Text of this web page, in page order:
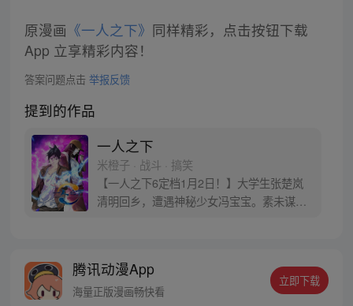
原漫画 《一人之下》 同样精彩，点击按钮下载
App 立享精彩内容！
答案问题点击 举报反馈
提到的作品
一人之下
米橙子 · 战斗 · 搞笑
【一人之下6定档1月2日！】大学生张楚岚
清明回乡，遭遇神秘少女冯宝宝。素未谋面
密，张楚岚的生活被彻底颠覆，与冯宝宝一
同踏上“异人”之旅。
腾讯动漫App
海量正版漫画畅快看
立即下载